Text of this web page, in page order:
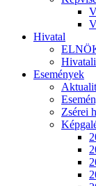
Hivatal
Események
Zsérei